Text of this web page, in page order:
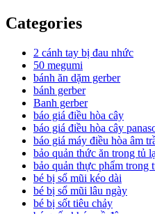
Categories
2 cánh tay bị đau nhức
50 megumi
bánh ăn dặm gerber
bánh gerber
Banh gerber
báo giá điều hòa cây
báo giá điều hòa cây
báo giá máy điều hòa âm
bảo quản thức ăn trong tủ
bảo quản thực phẩm trong
bé bị sổ mũi kéo dài
bé bị sổ mũi lâu ngày
bé bị sốt tiêu chảy